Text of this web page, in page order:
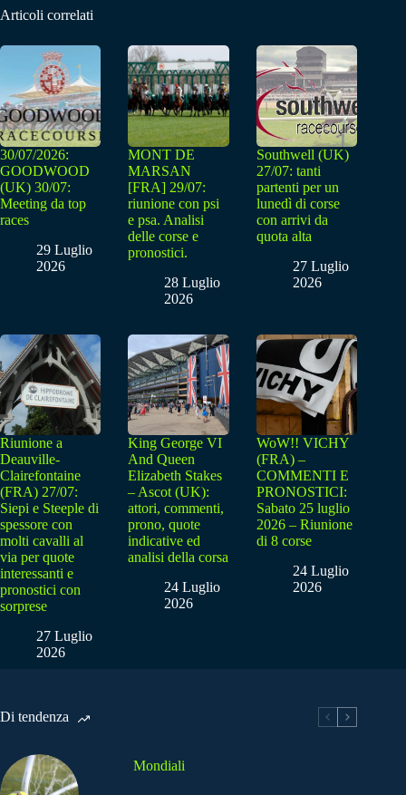
Articoli correlati
30/07/2026:
GOODWOOD
(UK) 30/07:
Meeting da top
races
29 Luglio
2026
MONT DE
MARSAN
[FRA] 29/07:
riunione con psi
e psa. Analisi
delle corse e
pronostici.
28 Luglio
2026
Southwell (UK)
27/07: tanti
partenti per un
lunedì di corse
con arrivi da
quota alta
27 Luglio
2026
Riunione a
Deauville-
Clairefontaine
(FRA) 27/07:
Siepi e Steeple di
spessore con
molti cavalli al
via per quote
interessanti e
pronostici con
sorprese
27 Luglio
2026
King George VI
And Queen
Elizabeth Stakes
– Ascot (UK):
attori, commenti,
prono, quote
indicative ed
analisi della corsa
24 Luglio
2026
WoW!! VICHY
(FRA) –
COMMENTI E
PRONOSTICI:
Sabato 25 luglio
2026 – Riunione
di 8 corse
24 Luglio
2026
Di tendenza
Mondiali